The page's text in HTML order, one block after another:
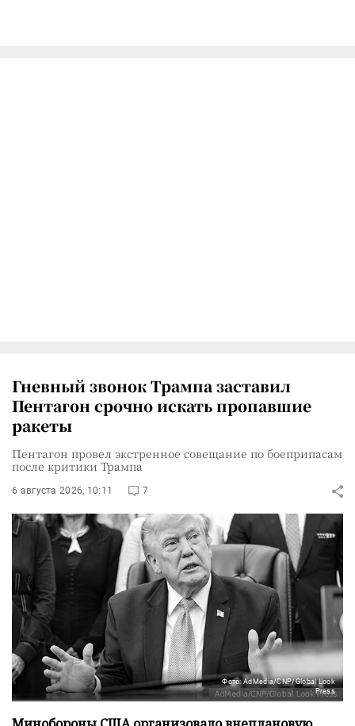
Гневный звонок Трампа заставил
Пентагон срочно искать пропавшие
ракеты
Пентагон провел экстренное совещание по боеприпасам
после критики Трампа
6 августа 2026, 10:11 7
Фото: AdMedia/CNP/Global Look
Press